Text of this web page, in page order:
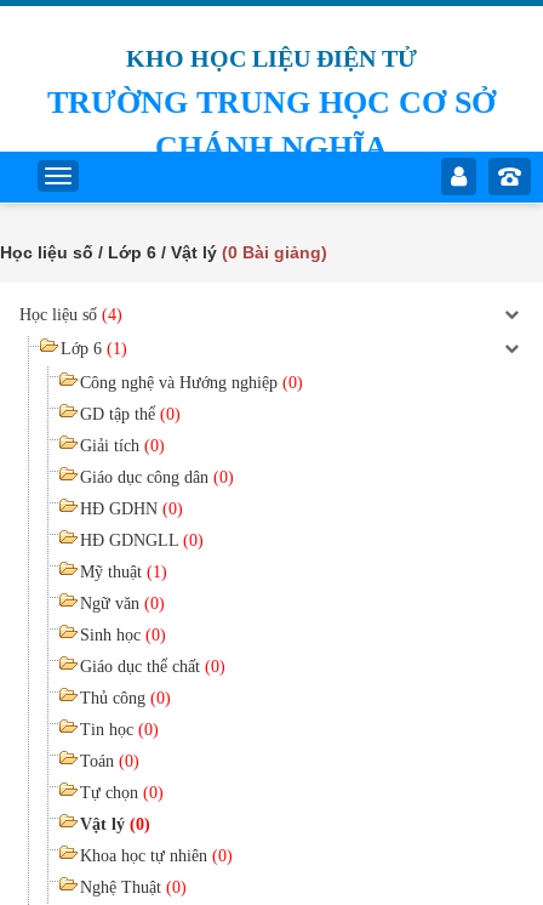
KHO HỌC LIỆU ĐIỆN TỬ
TRƯỜNG TRUNG HỌC CƠ SỞ
CHÁNH NGHĨA
Học liệu số / Lớp 6 / Vật lý (0 Bài giảng)
Học liệu số (4)
Lớp 6 (1)
Công nghệ và Hướng nghiệp (0)
GD tập thể (0)
Giải tích (0)
Giáo dục công dân (0)
HĐ GDHN (0)
HĐ GDNGLL (0)
Mỹ thuật (1)
Ngữ văn (0)
Sinh học (0)
Giáo dục thể chất (0)
Thủ công (0)
Tin học (0)
Toán (0)
Tự chọn (0)
Vật lý (0)
Khoa học tự nhiên (0)
Nghệ Thuật (0)